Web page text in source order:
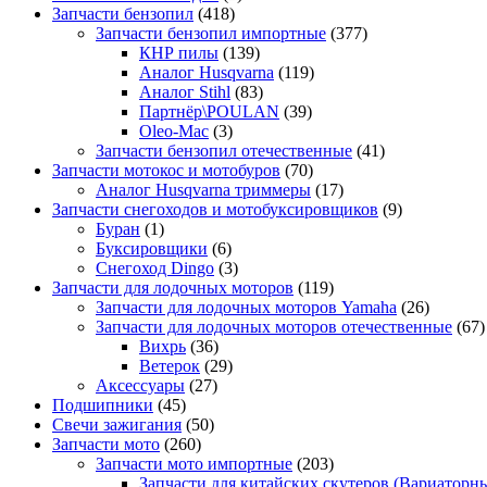
Запчасти бензопил (418)
Запчасти бензопил импортные (377)
КНР пилы (139)
Аналог Husqvarna (119)
Аналог Stihl (83)
Партнёр\POULAN (39)
Oleo-Mac (3)
Запчасти бензопил отечественные (41)
Запчасти мотокос и мотобуров (70)
Аналог Husqvarna триммеры (17)
Запчасти снегоходов и мотобуксировщиков (9)
Буран (1)
Буксировщики (6)
Снегоход Dingo (3)
Запчасти для лодочных моторов (119)
Запчасти для лодочных моторов Yamaha (26)
Запчасти для лодочных моторов отечественные (67)
Вихрь (36)
Ветерок (29)
Аксессуары (27)
Подшипники (45)
Свечи зажигания (50)
Запчасти мото (260)
Запчасти мото импортные (203)
Запчасти для китайских скутеров